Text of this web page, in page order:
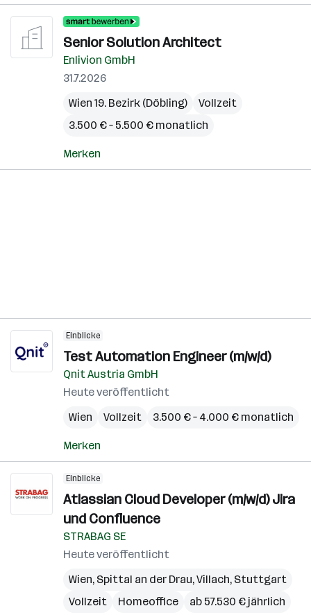
Senior Solution Architect
Enlivion GmbH
31.7.2026
Wien 19. Bezirk (Döbling)
Vollzeit
3.500 € – 5.500 € monatlich
Merken
Einblicke
Test Automation Engineer (m/w/d)
Qnit Austria GmbH
Heute veröffentlicht
Wien
Vollzeit 3.500 € – 4.000 € monatlich
Merken
Einblicke
Atlassian Cloud Developer (m/w/d) Jira
und Confluence
STRABAG SE
Heute veröffentlicht
Wien, Spittal an der Drau,Villach, Stuttgart
Vollzeit
Homeoffice ab 57.530 € jährlich